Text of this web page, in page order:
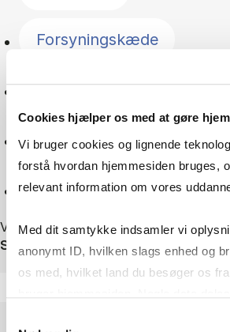
Cookies hjælper os med at gøre
Vi bruger cookies og lignende
forstå hvordan hjemmesiden bruges,
relevant information om vores
Med dit samtykke indsamler vi
anonymt ID, hvilken slags enhed og
os med, hvilket land du besøger os
Forsyningskæde
Geopolitik
Grøn omstilling
Nulstil
Viser 75 ud af 75 nyheder
Sortér efter